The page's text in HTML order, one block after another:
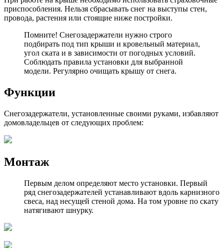
приспособления. Нельзя сбрасывать снег на выступы стен,
провода, растения или стоящие ниже постройки.
Помните! Снегозадержатели нужно строго
подбирать под тип крыши и кровельный материал,
угол ската и в зависимости от погодных условий.
Соблюдать правила установки для выбранной
модели. Регулярно очищать крышу от снега.
Функции
Снегозадержатели, установленные своими руками, избавляют
домовладельцев от следующих проблем:
Монтаж
Первым делом определяют место установки. Первый
ряд снегозадержателей устанавливают вдоль карнизного
свеса, над несущей стеной дома. На том уровне по скату
натягивают шнурку.